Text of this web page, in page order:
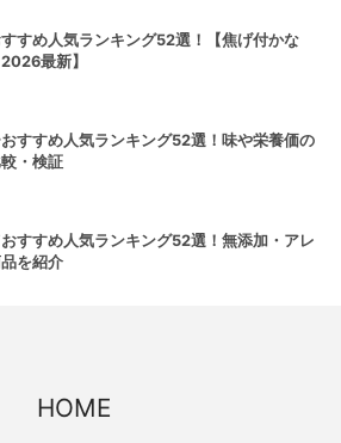
すめ人気ランキング52選！【焦げ付かな
最新】
すすめ人気ランキング52選！味や栄養価の
・検証
おすすめ人気ランキング52選！無添加・アレ
を紹介
HOME